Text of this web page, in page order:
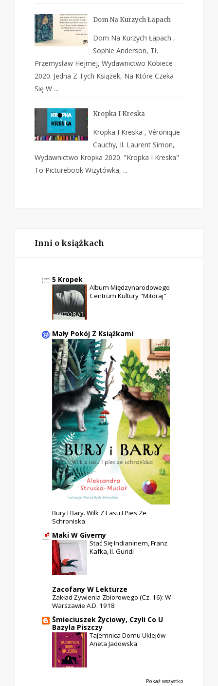
Dom Na Kurzych Łapach
Dom Na Kurzych Łapach ,
Sophie Anderson, Tł.
Przemysław Hejmej, Wydawnictwo Kobiece
2020. Jedna Z Tych Książek, Na Które Czeka
Się W ...
Kropka I Kreska
Kropka I Kreska , Véronique
Cauchy, Il. Laurent Simon,
Wydawnictwo Kropka 2020. "Kropka I Kreska"
To Picturebook Wizytówka, ...
Inni o książkach
5 Kropek
Album Międzynarodowego
Centrum Kultury "Mitoraj"
Mały Pokój Z Książkami
Bury I Bary. Wilk Z Lasu I Pies Ze
Schroniska
Maki W Giverny
Stać Się Indianinem, Franz
Kafka, Il. Guridi
Zacofany W Lekturze
Zakład Żywienia Zbiorowego (cz. 16): W
Warszawie A.D. 1918
Śmieciuszek Życiowy, Czyli Co U
Bazyla Piszczy
Tajemnica Domu Uklejów -
Aneta Jadowska
Pokaż wszystko